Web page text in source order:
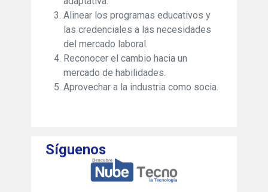
Alinear los programas educativos y
las credenciales a las necesidades
del mercado laboral.
Reconocer el cambio hacia un
mercado de habilidades.
Aprovechar a la industria como socia.
Síguenos